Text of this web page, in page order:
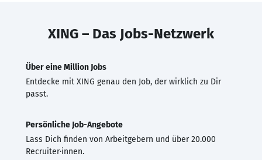
XING – Das Jobs-Netzwerk
Über eine Million Jobs
Entdecke mit XING genau den Job, der wirklich zu Dir
passt.
Persönliche Job-Angebote
Lass Dich finden von Arbeitgebern und über 20.000
Recruiter·innen.